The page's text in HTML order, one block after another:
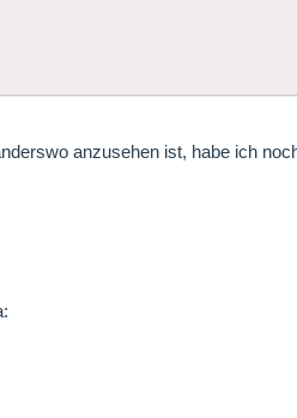
anzusehen ist, habe ich